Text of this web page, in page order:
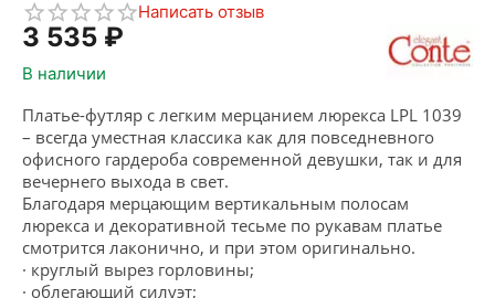
Написать отзыв
3 535 ₽
В наличии
Платье-футляр с легким мерцанием люрекса LPL 1039
– всегда уместная классика как для повседневного
офисного гардероба современной девушки, так и для
вечернего выхода в свет.
Благодаря мерцающим вертикальным полосам
люрекса и декоративной тесьме по рукавам платье
смотрится лаконично, и при этом оригинально.
· круглый вырез горловины;
· облегающий силуэт;